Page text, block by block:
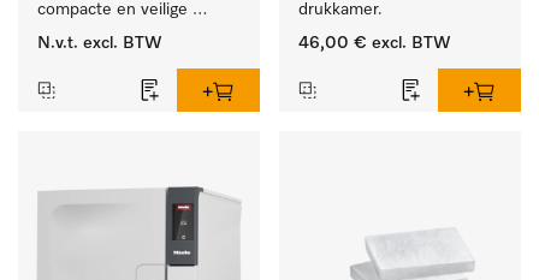
compacte en veilige
opstelling bij een was-
N.v.t. excl. BTW
drukkamer.
46,00 € excl. BTW